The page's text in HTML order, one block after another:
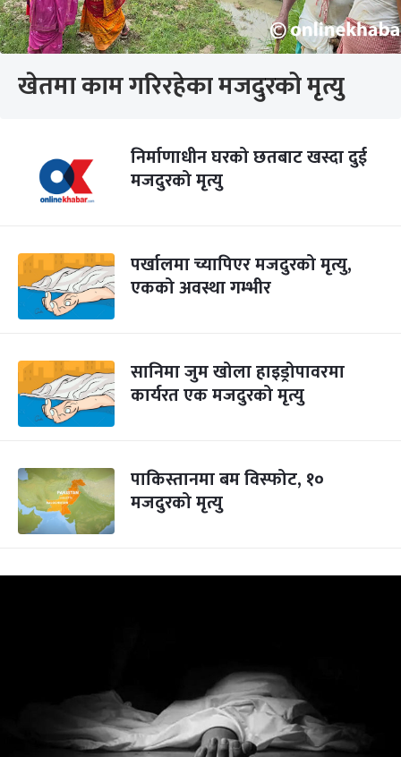
खेतमा काम गरिरहेका मजदुरको मृत्यु
निर्माणाधीन घरको छतबाट खस्दा दुई
मजदुरको मृत्यु
पर्खालमा च्यापिएर मजदुरको मृत्यु,
एकको अवस्था गम्भीर
सानिमा जुम खोला हाइड्रोपावरमा
कार्यरत एक मजदुरको मृत्यु
पाकिस्तानमा बम विस्फोट, १०
मजदुरको मृत्यु